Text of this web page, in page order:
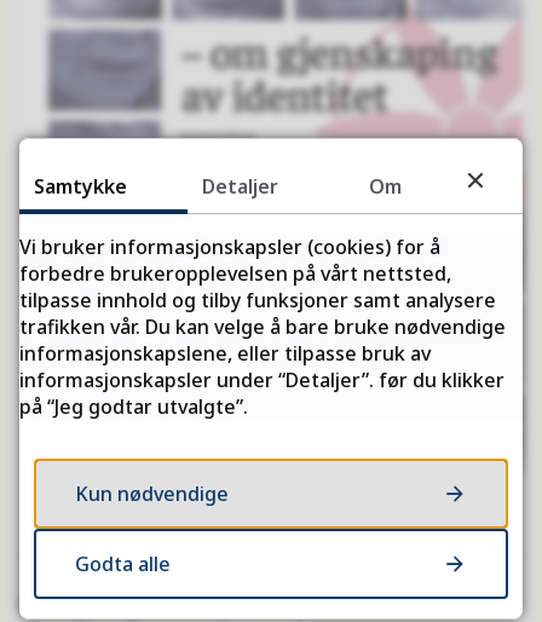
Forlag/Utgiver: Ruija forlag
Samtykke Detaljer Om
Vi bruker informasjonskapsler (cookies) for å
forbedre brukeropplevelsen på vårt nettsted,
tilpasse innhold og tilby funksjoner samt analysere
trafikken vår. Du kan velge å bare bruke nødvendige
informasjonskapslene, eller tilpasse bruk av
informasjonskapsler under “Detaljer”. før du klikker
på “Jeg godtar utvalgte”.
Kun nødvendige
Godta alle